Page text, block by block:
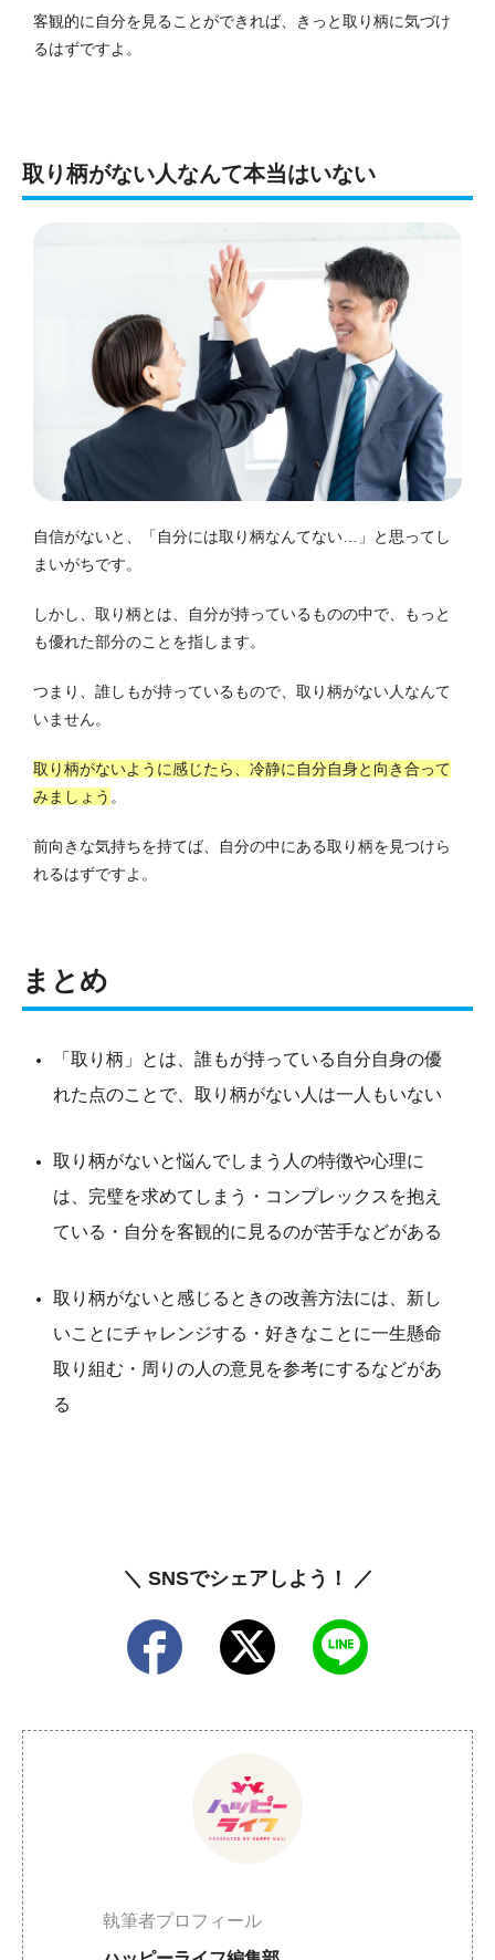
客観的に自分を見ることができれば、きっと取り柄に気づけ
るはずですよ。
取り柄がない人なんて本当はいない
自信がないと、「自分には取り柄なんてない…」と思ってし
まいがちです。
しかし、取り柄とは、自分が持っているものの中で、もっと
も優れた部分のことを指します。
つまり、誰しもが持っているもので、取り柄がない人なんて
いません。
取り柄がないように感じたら、冷静に自分自身と向き合って
みましょう 。
前向きな気持ちを持てば、自分の中にある取り柄を見つけら
れるはずですよ。
まとめ
「取り柄」とは、誰もが持っている自分自身の優
れた点のことで、取り柄がない人は一人もいない
取り柄がないと悩んでしまう人の特徴や心理に
は、完璧を求めてしまう・コンプレックスを抱え
ている・自分を客観的に見るのが苦手などがある
取り柄がないと感じるときの改善方法には、新し
いことにチャレンジする・好きなことに一生懸命
取り組む・周りの人の意見を参考にするなどがあ
る
＼ SNSでシェアしよう！ ／
執筆者プロフィール